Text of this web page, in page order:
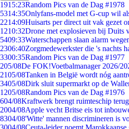
1915:23Random Pics van de Dag #1978
5314:35Onlyfans-model met G-cup wil
2214:09Huisarts per direct uit vak gezet
1210:32Drone met explosieven bij Duits
5409:33Waterschappen slaan alarm
2306:40Zorgmedewerkster die 's nachts
3300:35Random Pics van de Dag #1977
205/08De FOK!Voetbalmanager 2026/
2105/08Tanken in België wordt nóg
3405/08Dirk sluit supermarkt op de
1205/08Random Pics van de Dag #1976
604/08Kraftwerk brengt ruimteschip
2004/08Apple vecht Britse eis tot
8304/08'Witte' mannen discrimineren is
3004/08Ceuta-leider noemt